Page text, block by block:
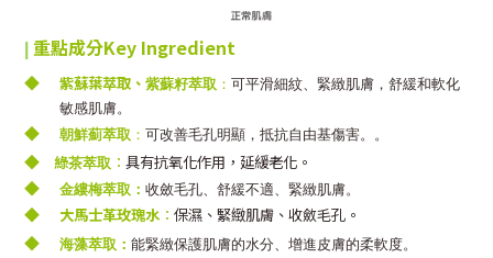
重點成分Key Ingredient
◆ 紫蘇葉萃取、 紫蘇籽萃取 ： 可平滑細紋、緊緻肌膚，舒緩和軟化
敏感肌膚。
◆ 朝鮮薊萃取 ： 可改善毛孔明顯，抵抗自由基傷害。。
◆ 綠茶萃取 ： 具有抗氧化作用，延緩老化。
◆ 金縷梅萃取： 收斂毛孔、舒緩不適、緊緻肌膚。
◆ 大馬士革玫瑰水： 保濕、緊緻肌膚、收斂毛孔。
◆ 海藻萃取： 能緊緻保護肌膚的水分、增進皮膚的柔軟度。